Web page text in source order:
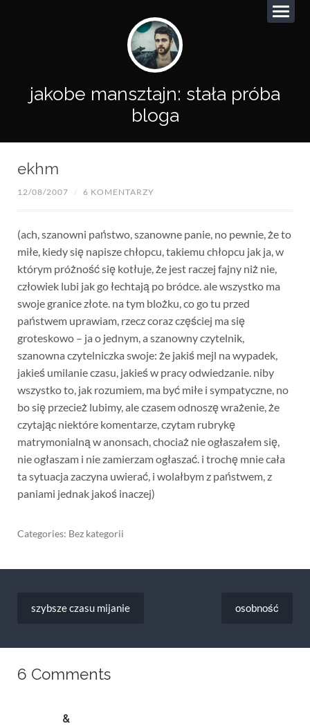
jakobe mansztajn: stała próba
bloga
ekhm
12/08/2007 / 6 KOMENTARZY
(ach, szanowni państwo, szanowne panie, no pewnie, że to
miłe, kiedy się napisze chłopcu, takiemu chłopcu jak ja, w
którym próżność się kotłuje, że jest raczej fajny niż nie,
człowiek lubi jak go łechtają po bródce. ale wszystko ma
swoje granice złote. na tym blożku, co go tu przed
państwem uprawiam, rzecz coraz częściej ma się
groteskowo – ja o jednym, a szanowny czytelnik,
szanowna czytelniczka swoje: że jakiś mejl na wypadek,
jakieś umilanie czasu, jakieś w pracy odwiedzanie. niby
wszystko to, jak rozumiem, ma być miłe i sympatyczne, no
bo się przecież lubimy, ale czasem odnoszę wrażenie, że
czytając niektóre komentarze, czytam rubrykę
matrymonialną w anonsach, chociaż nie ogłaszałem się,
nie ogłaszam i nie zamierzam ogłaszać. i trochę mnie cała
ta sytuacja zaczyna uwierać, i wolałbym z państwem, z
paniami jednak jakoś inaczej)
Categories: Bez kategorii
wpisu
szybsze czasu mijanie osobność
6 Comments
&